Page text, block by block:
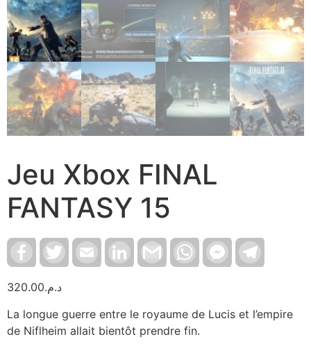
Jeu Xbox FINAL
FANTASY 15
FacebookTwitter Email LinkedInGmail WhatsAppFacebook
Messenger
د.م.320.00
La longue guerre entre le royaume de Lucis et l’empire
de Niflheim allait bientôt prendre fin.